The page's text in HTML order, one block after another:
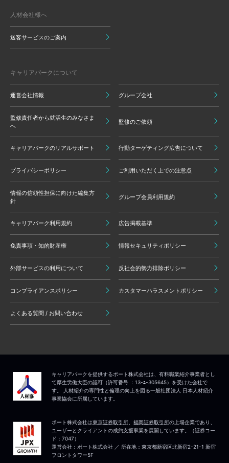
人材会社様へ
送客サービスのご案内
キャリアパークについて
運営会社情報 グループ会社
監修責任者から就活生のみなさま
へ
監修のご依頼
キャリアパークのリアルサポート 行動ターゲティング広告について
プライバシーポリシー ご利用いただく上での注意点
情報の信頼性担保に向けた編集方
針
グループ会員利用規約
キャリアパーク利用規約 広告掲載基準
免責事項・知的財産権 情報セキュリティポリシー
外部サービスの利用について 反社会的勢力排除ポリシー
コンプライアンスポリシー カスタマーハラスメントポリシー
よくある質問 / お問い合わせ